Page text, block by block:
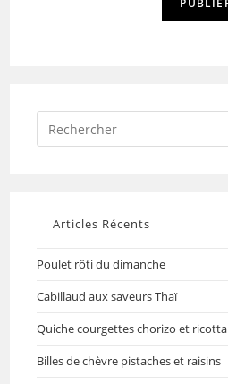
Articles Récents
Poulet rôti du dimanche
Cabillaud aux saveurs Thaï
Quiche courgettes chorizo et ricotta
Billes de chèvre pistaches et raisins